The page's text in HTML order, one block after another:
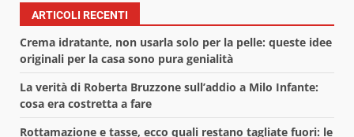
ARTICOLI RECENTI
Crema idratante, non usarla solo per la pelle: queste idee
originali per la casa sono pura genialità
La verità di Roberta Bruzzone sull’addio a Milo Infante:
cosa era costretta a fare
Rottamazione e tasse, ecco quali restano tagliate fuori: le